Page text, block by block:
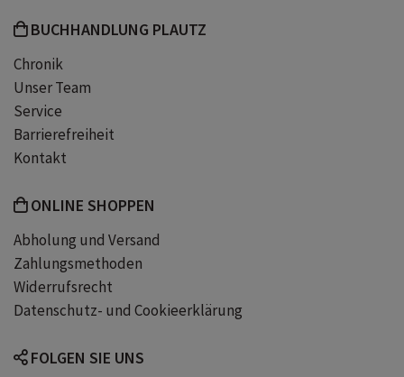
BUCHHANDLUNG PLAUTZ
Chronik
Unser Team
Service
Barrierefreiheit
Kontakt
ONLINE SHOPPEN
Abholung und Versand
Zahlungsmethoden
Widerrufsrecht
Datenschutz- und Cookieerklärung
FOLGEN SIE UNS